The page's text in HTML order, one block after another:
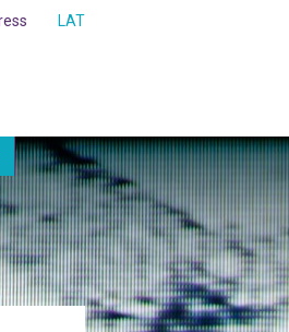
LAT